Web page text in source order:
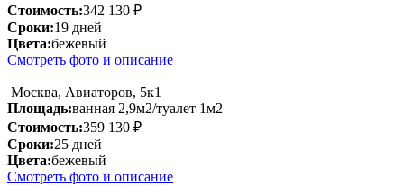
Стоимость:342 130 ₽
Сроки:19 дней
Цвета:бежевый
Смотреть фото и описание
Москва, Авиаторов, 5к1
Площадь:ванная 2,9м2/туалет 1м2
Стоимость:359 130 ₽
Сроки:25 дней
Цвета:бежевый
Смотреть фото и описание